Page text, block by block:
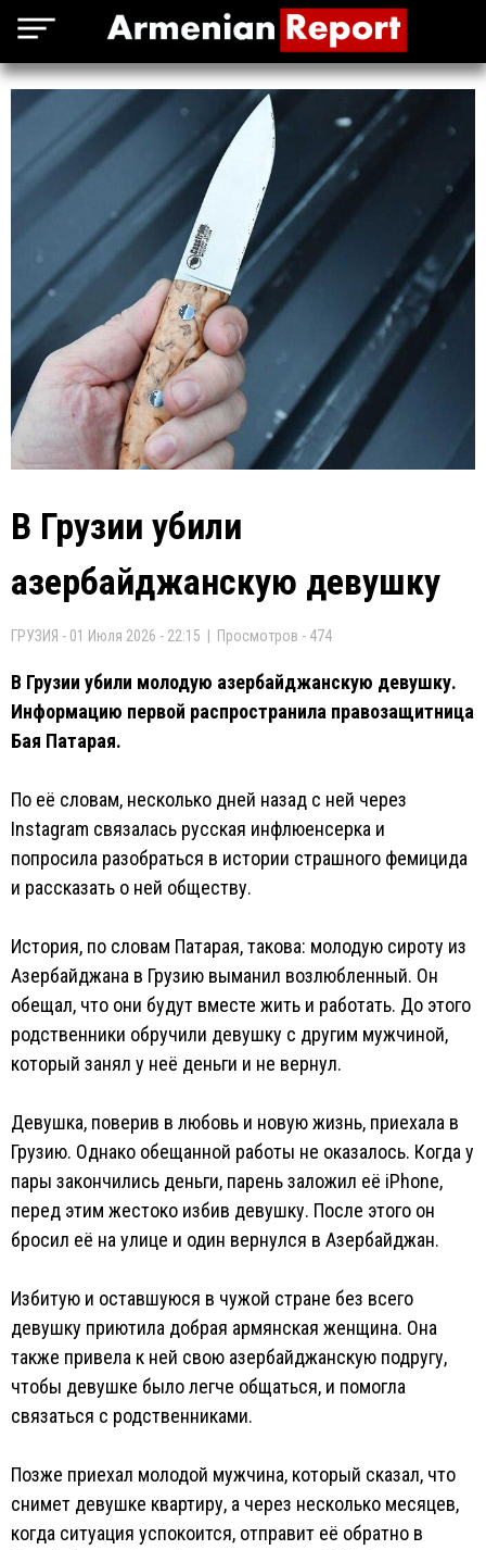
В Грузии убили
азербайджанскую девушку
ГРУЗИЯ - 01 Июля 2026 - 22:15 | Просмотров - 474
В Грузии убили молодую азербайджанскую девушку.
Информацию первой распространила правозащитница
Бая Патарая.
По её словам, несколько дней назад с ней через
Instagram связалась русская инфлюенсерка и
попросила разобраться в истории страшного фемицида
и рассказать о ней обществу.
История, по словам Патарая, такова: молодую сироту из
Азербайджана в Грузию выманил возлюбленный. Он
обещал, что они будут вместе жить и работать. До этого
родственники обручили девушку с другим мужчиной,
который занял у неё деньги и не вернул.
Девушка, поверив в любовь и новую жизнь, приехала в
Грузию. Однако обещанной работы не оказалось. Когда у
пары закончились деньги, парень заложил её iPhone,
перед этим жестоко избив девушку. После этого он
бросил её на улице и один вернулся в Азербайджан.
Избитую и оставшуюся в чужой стране без всего
девушку приютила добрая армянская женщина. Она
также привела к ней свою азербайджанскую подругу,
чтобы девушке было легче общаться, и помогла
связаться с родственниками.
Позже приехал молодой мужчина, который сказал, что
снимет девушке квартиру, а через несколько месяцев,
когда ситуация успокоится, отправит её обратно в